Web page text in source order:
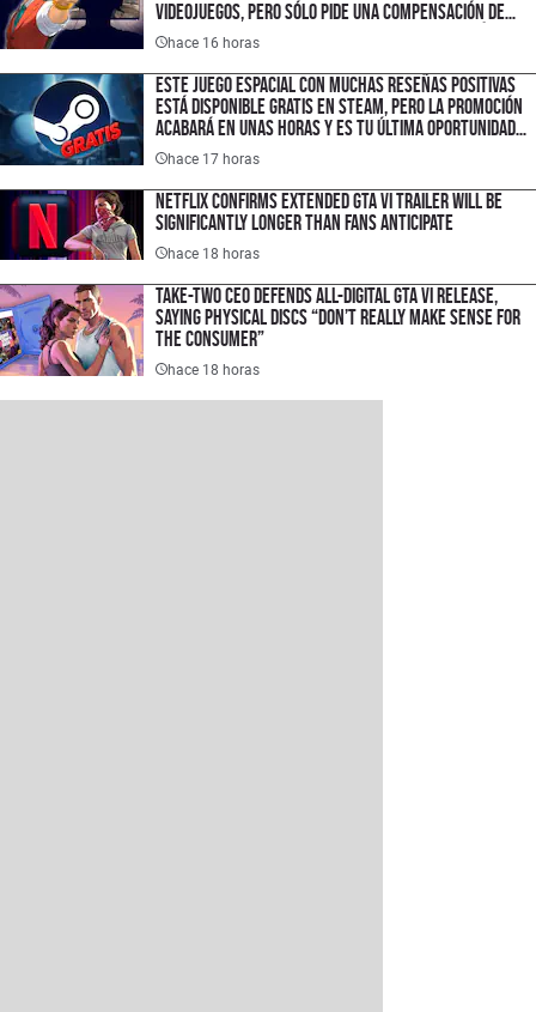
videojuegos, pero sólo pide una compensación de
$1.50 USD porque quiere hacer un cambio histórico
en la industria
hace 16 horas
Este juego espacial con muchas reseñas positivas
está disponible gratis en Steam, pero la promoción
acabará en unas horas y es tu última oportunidad
para ahorrar $300 pesos
hace 17 horas
Netflix Confirms Extended GTA VI Trailer Will Be
Significantly Longer Than Fans Anticipate
hace 18 horas
Take-Two CEO Defends All-Digital GTA VI Release,
Saying Physical Discs “Don’t Really Make Sense for
the Consumer”
hace 18 horas